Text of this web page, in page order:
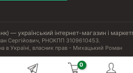
— український інтернет-магазин і
Сергійович, РНОКПП 3109610453.
в Україні, власник прав - Михацький Роман
конфіденційності
Публічна оферта